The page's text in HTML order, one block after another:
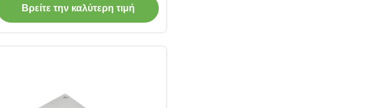
Βρείτε την καλύτερη τιμή